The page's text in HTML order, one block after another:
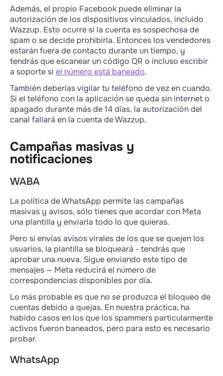
Además, el propio Facebook puede eliminar la
autorización de los dispositivos vinculados, incluido
Wazzup. Esto ocurre si la cuenta es sospechosa de
spam o se decide prohibirla. Entonces los vendedores
estarán fuera de contacto durante un tiempo, y
tendrás que escanear un código QR o incluso escribir
a soporte si el número está baneado.
También deberías vigilar tu teléfono de vez en cuando.
Si el teléfono con la aplicación se queda sin internet o
apagado durante más de 14 días, la autorización del
canal fallará en la cuenta de Wazzup.
Campañas masivas y
notificaciones
WABA
La política de WhatsApp permite las campañas
masivas y avisos, sólo tienes que acordar con Meta
una plantilla y enviarla todo lo que quieras.
Pero si envías avisos virales de los que se quejen los
usuarios, la plantilla se bloqueará - tendrás que
aprobar una nueva. Sigue enviando este tipo de
mensajes — Meta reducirá el número de
correspondencias disponibles por día.
Lo más probable es que no se produzca el bloqueo de
cuentas debido a quejas. En nuestra práctica, ha
habido casos en los que los spammers particularmente
activos fueron baneados, pero para esto es necesario
probar.
WhatsApp